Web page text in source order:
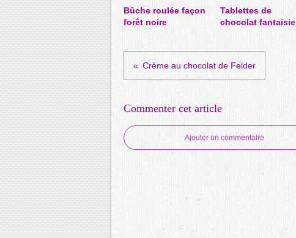
Bûche roulée façon
forêt noire
Tablettes de
chocolat fantaisie
Crème au chocolat de Felder
Commenter cet article
Ajouter un commentaire